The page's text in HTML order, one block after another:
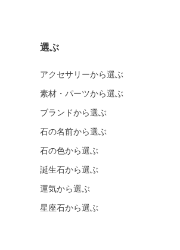
クリソコラ
選ぶ
アクセサリーから選ぶ
素材・パーツから選ぶ
ブランドから選ぶ
石の名前から選ぶ
石の色から選ぶ
誕生石から選ぶ
運気から選ぶ
星座石から選ぶ